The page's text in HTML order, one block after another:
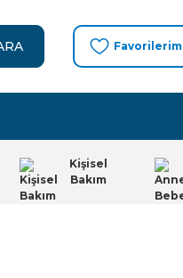
Favorilerim
Kişisel
Bakım